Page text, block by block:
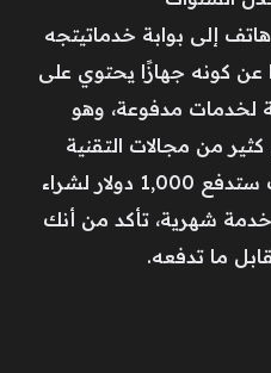
إلى بوابة خدماتيتجه
عن كونه جهازًا يحتوي على
لخدمات مدفوعة، وهو
من مجالات التقنية
الاستهلاكية.لذلك، سواء كنت ستدفع 1,000 دولار لشراء
شهرية، تأكد من أنك
ما تدفعه.